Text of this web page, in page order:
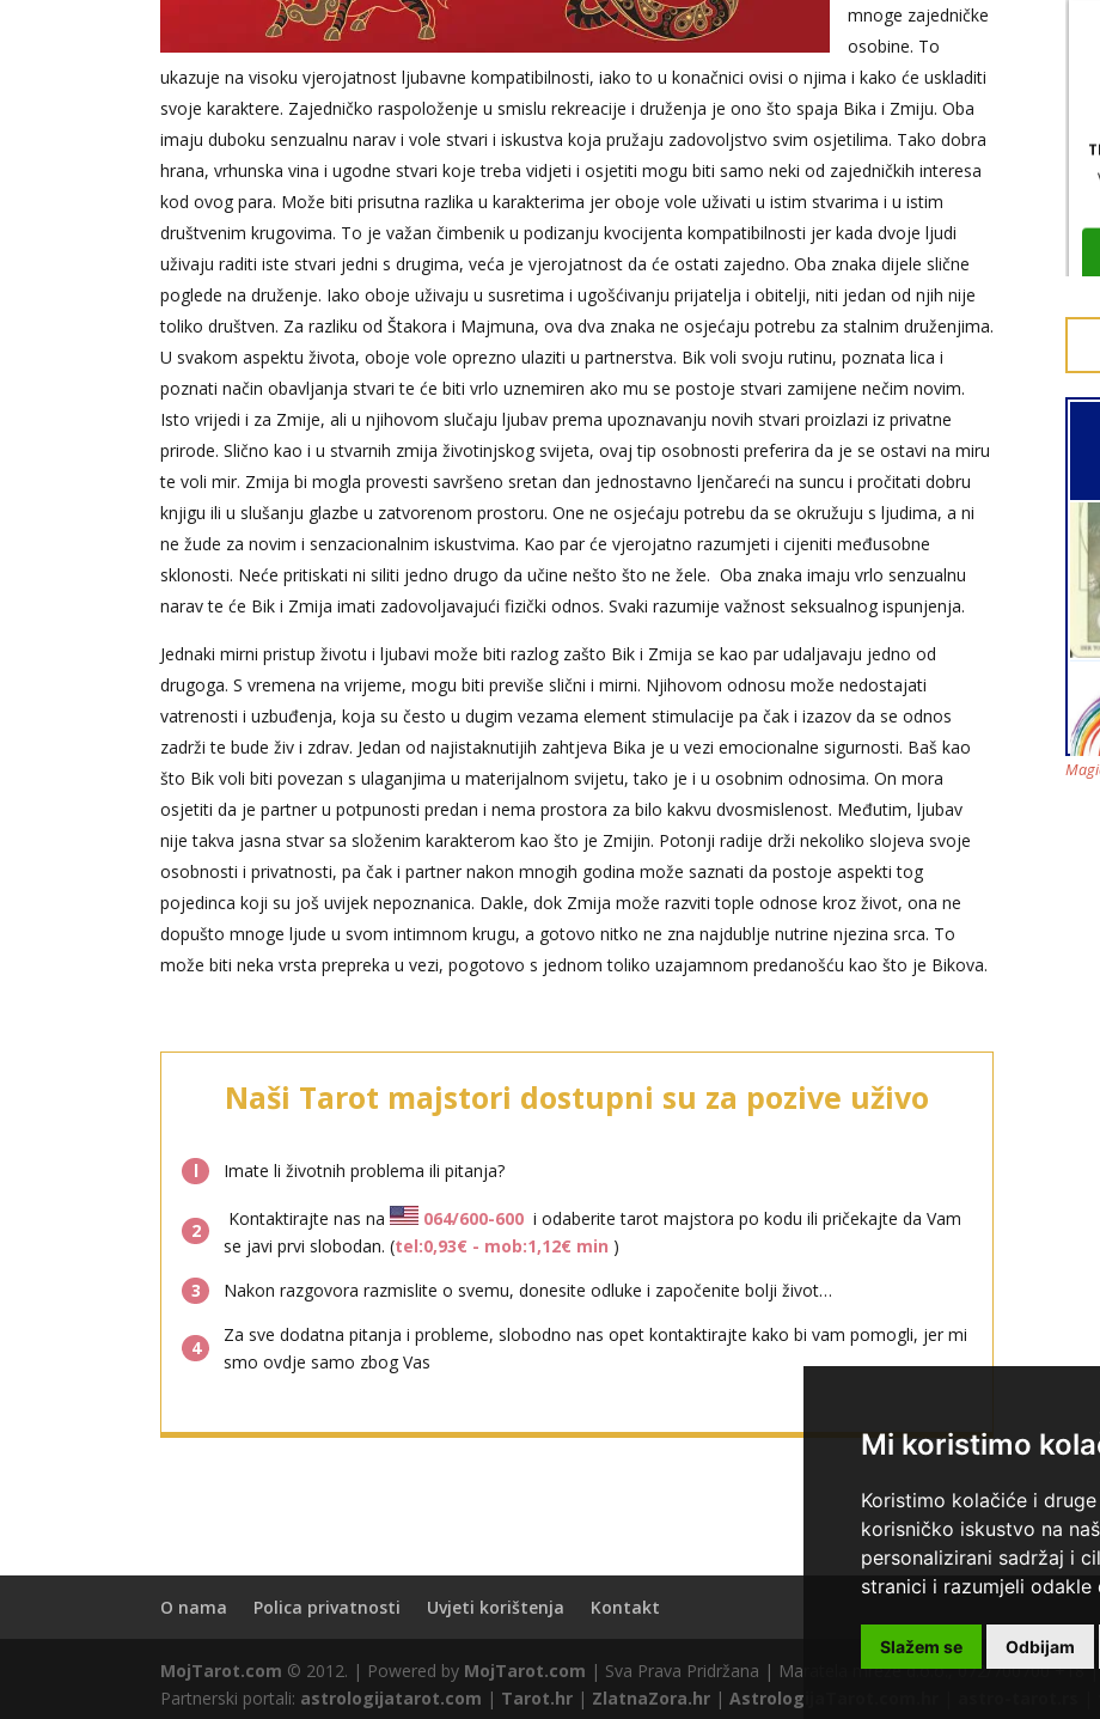
Mi koristimo
Koristimo kolačiće i
korisničko iskustvo na
personalizirani sadržaj i
stranici i razumjeli
Slažem se Odbijam
mnoge zajedničke
osobine. To
ukazuje na visoku vjerojatnost ljubavne kompatibilnosti, iako to u konačnici ovisi o njima i kako će uskladiti
svoje karaktere. Zajedničko raspoloženje u smislu rekreacije i druženja je ono što spaja Bika i Zmiju. Oba
imaju duboku senzualnu narav i vole stvari i iskustva koja pružaju zadovoljstvo svim osjetilima. Tako dobra
hrana, vrhunska vina i ugodne stvari koje treba vidjeti i osjetiti mogu biti samo neki od zajedničkih interesa
kod ovog para. Može biti prisutna razlika u karakterima jer oboje vole uživati u istim stvarima i u istim
društvenim krugovima. To je važan čimbenik u podizanju kvocijenta kompatibilnosti jer kada dvoje ljudi
uživaju raditi iste stvari jedni s drugima, veća je vjerojatnost da će ostati zajedno. Oba znaka dijele slične
poglede na druženje. Iako oboje uživaju ​​u susretima i ugošćivanju prijatelja i obitelji, niti jedan od njih nije
toliko društven. Za razliku od Štakora i Majmuna, ova dva znaka ne osjećaju potrebu za stalnim druženjima.
U svakom aspektu života, oboje vole oprezno ulaziti u partnerstva. Bik voli svoju rutinu, poznata lica i
poznati način obavljanja stvari te će biti vrlo uznemiren ako mu se postoje stvari zamijene nečim novim.
Isto vrijedi i za Zmije, ali u njihovom slučaju ljubav prema upoznavanju novih stvari proizlazi iz privatne
prirode. Slično kao i u stvarnih zmija životinjskog svijeta, ovaj tip osobnosti preferira da je se ostavi na miru
te voli mir. Zmija bi mogla provesti savršeno sretan dan jednostavno ljenčareći na suncu i pročitati dobru
knjigu ili u slušanju glazbe u zatvorenom prostoru. One ne osjećaju potrebu da se okružuju s ljudima, a ni
ne žude za novim i senzacionalnim iskustvima. Kao par će vjerojatno razumjeti i cijeniti međusobne
sklonosti. Neće pritiskati ni siliti jedno drugo da učine nešto što ne žele. Oba znaka imaju vrlo senzualnu
narav te će Bik i Zmija imati zadovoljavajući fizički odnos. Svaki razumije važnost seksualnog ispunjenja.
Jednaki mirni pristup životu i ljubavi može biti razlog zašto Bik i Zmija se kao par udaljavaju jedno od
drugoga. S vremena na vrijeme, mogu biti previše slični i mirni. Njihovom odnosu može nedostajati
vatrenosti i uzbuđenja, koja su često u dugim vezama element stimulacije pa čak i izazov da se odnos
zadrži te bude živ i zdrav. Jedan od najistaknutijih zahtjeva Bika je u vezi emocionalne sigurnosti. Baš kao
što Bik voli biti povezan s ulaganjima u materijalnom svijetu, tako je i u osobnim odnosima. On mora
osjetiti da je partner u potpunosti predan i nema prostora za bilo kakvu dvosmislenost. Međutim, ljubav
nije takva jasna stvar sa složenim karakterom kao što je Zmijin. Potonji radije drži nekoliko slojeva svoje
osobnosti i privatnosti, pa čak i partner nakon mnogih godina može saznati da postoje aspekti tog
pojedinca koji su još uvijek nepoznanica. Dakle, dok Zmija može razviti tople odnose kroz život, ona ne
dopušto mnoge ljude u svom intimnom krugu, a gotovo nitko ne zna najdublje nutrine njezina srca. To
može biti neka vrsta prepreka u vezi, pogotovo s jednom toliko uzajamnom predanošću kao što je Bikova.
Naši Tarot majstori dostupni su za pozive uživo
l Imate li životnih problema ili pitanja?
2
Kontaktirajte nas na 064/600-600 i odaberite tarot majstora po kodu ili pričekajte da Vam
se javi prvi slobodan. (tel:0,93€ - mob:1,12€ min )
3
Nakon razgovora razmislite o svemu, donesite odluke i započenite bolji život…
4
Za sve dodatna pitanja i probleme, slobodno nas opet kontaktirajte kako bi vam pomogli, jer mi
smo ovdje samo zbog Vas
O nama Polica privatnosti Uvjeti korištenja Kontakt
MojTarot.com © 2012. | Powered by MojTarot.com | Sva Prava Pridržana | Maratela mreže d.o.o., 072/700700 +18
Partnerski portali: astrologijatarot.com | Tarot.hr | ZlatnaZora.hr |AstrologijaTarot.com.hr